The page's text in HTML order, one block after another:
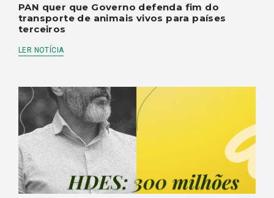
PAN quer que Governo defenda fim do
transporte de animais vivos para países
terceiros
LER NOTÍCIA